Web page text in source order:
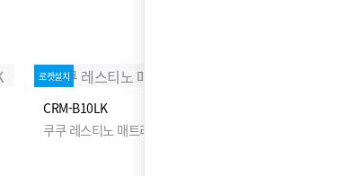
로켓설치
CRM-B10LK
쿠쿠 레스티노 매트리스 LK